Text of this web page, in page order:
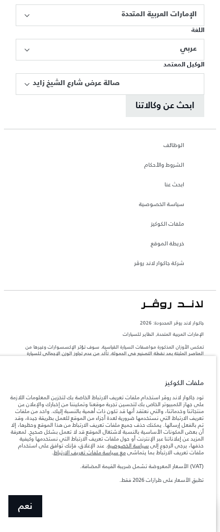
الإمارات العربية المتحدة
اللغة
عربي
الوكيل المعتمد
صالة عرض شارع الشيخ زايد
ابحث عن وكالاتنا
الوظائف
الشروط والأحكام
ابحث عنا
سياسة الخصوصية
ملفات الكوكيز
خريطة الموقع
شركة جاكوار لاند روڤر
جاكوار لاند روڨر المحدودة: 2026
الإمارات العربية المتحدة, الطاير للسيارات
تعكس الأوزان المذكورة مواصفات السيارة القياسية. سوف تؤثر الإكسسوارات وغيرها من
العناصر المثبتة بعد نقطة التصنيع في الحمولة. تأكد من عدم تجاوز الوزن الإجمالي للسيارة
المعلومات والمواصفات والأسعار والألوان المذكورة على هذا الموقع قد تختلف من بلد إلى
آخر، كما أنّها قد تتغير بدون إشعار مسبق. الرجاء التواصل مع وكيلنا المحلي للتأكد من توفّرها
والتحقق من الأسعار.
ملاحظة مهمة حول الصور والمواصفات.إن النقص العالمي في أشباه الموصلات يؤثر حاليًا
في مواصفات تصميم السيارات وتوفر الخيارات وتوقيتات التصاميم. هذا ظرف ديناميكي
للغاية، ونتيجة لذلك، قد لا تمثّل الصور المستخدَمة ضمن موقع الويب حاليًا المواصفات الحالية
بالكامل بالنسبة إلى الميزات والخيارات والحلية ومجموعات الألوان. يرجى استشارة وكيلك الذي
سيتمكّن من تأكيد أي تقييدات حالية معك للسماح لك باتخاذ قرار مدروس
الأرقام المقدمة هي نتيجة لاختبارات المصنع الرسمية وفقاً لتشريعات الاتحاد الأوروبي. قد
يتباين استهلك الوقود الفعلي للمركبة عن ذلك المتحقق في تلك الاختبارات كما أن هذه
الأرقام بغرض المقارنة فحسب.
الأسعار تنطبق فقط على الطرازات المصنعة في عام 2026
ملفات الكوكيز
تود جاكوار لاند روڤر استخدام ملفات تعريف الارتباط الخاصة بك لتخزين المعلومات اللازمة
على جهاز الكمبيوتر الخاص بك لتحسين تجربة موقعنا وتمكيننا من إخبارك والإعلان عن
منتجاتنا وخدماتنا، والتي نعتقد أنها قد تكون ذات أهمية بالنسبة إليك. واحد من ملفات
تعريف الارتباط التي نستخدمها ضرورية لعدة أجزاء من الموقع للعمل بطريقة جيدة، وقد
تم بالفعل إرسالها. يمكنك حذف جميع ملفات تعريف الارتباط من هذا الموقع وحظرها، إلا
أن بعض المكونات الأساسية بالنسبة لاشتغال الموقع قد لا تعمل بشكل صحيح. لمعرفة
المزيد عن إعلاناتنا عبر الإنترنت أو حول ملفات تعريف الارتباط التي نستخدمها وكيفية
حذفها، يرجى الرجوع إلى سياسة الخصوصية. عند الإغلاق، فإنك توافق على استخدام
ملفات تعريف الارتباط بما يتماشىمع سياسة ملفات تعريف الارتباط.
(VAT) الأسعار المعروضة تشمل ضريبة القيمة المضافة.
تطبق الأسعار على طرازات 2026 فقط.
نعم
تسوق عبر الإنترنت